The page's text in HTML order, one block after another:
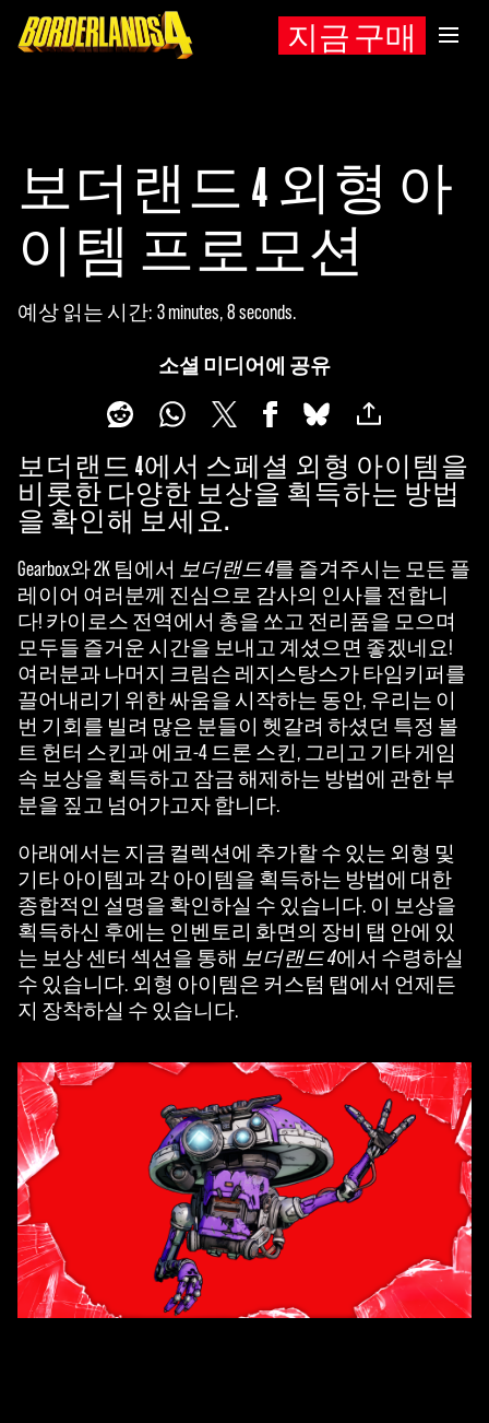
지금 구매
보더랜드 4 외형 아
이템 프로모션
예상 읽는 시간 3 minutes, 8 seconds
소셜 미디어에 공유
보더랜드 4에서 스페셜 외형 아이템을
비롯한 다양한 보상을 획득하는 방법
을 확인해 보세요.
Gearbox와 2K 팀에서 보더랜드 4를 즐겨주시는 모든 플
레이어 여러분께 진심으로 감사의 인사를 전합니
다! 카이로스 전역에서 총을 쏘고 전리품을 모으며
모두들 즐거운 시간을 보내고 계셨으면 좋겠네요!
여러분과 나머지 크림슨 레지스탕스가 타임키퍼를
끌어내리기 위한 싸움을 시작하는 동안, 우리는 이
번 기회를 빌려 많은 분들이 헷갈려 하셨던 특정 볼
트 헌터 스킨과 에코-4 드론 스킨, 그리고 기타 게임
속 보상을 획득하고 잠금 해제하는 방법에 관한 부
분을 짚고 넘어가고자 합니다.
아래에서는 지금 컬렉션에 추가할 수 있는 외형 및
기타 아이템과 각 아이템을 획득하는 방법에 대한
종합적인 설명을 확인하실 수 있습니다. 이 보상을
획득하신 후에는 인벤토리 화면의 장비 탭 안에 있
는 보상 센터 섹션을 통해 보더랜드 4에서 수령하실
수 있습니다. 외형 아이템은 커스텀 탭에서 언제든
지 장착하실 수 있습니다.